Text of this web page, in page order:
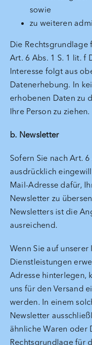
sowie
zu weiteren
Die
Art. 6 Abs. 1 S. 1 lit. f
Interesse folgt aus
Datenerhebung. In
erhobenen Daten zu
Ihre Person zu ziehen.
b. Newsletter
Sofern Sie nach Art.
ausdrücklich
Mail-Adresse dafür,
Newsletter zu
Newsletters ist die
ausreichend.
Wenn Sie auf
Dienstleistungen
Adresse hinterlegen,
uns für den Versand
werden. In einem
Newsletter
ähnliche Waren oder
Rechtsgrundlage für